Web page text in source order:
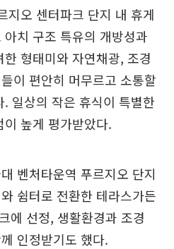
지오 센터파크 단지 내 휴게
치 구조 특유의 개방성과
형태미와 자연채광, 조경
이 편안히 머무르고 소통할
일상의 작은 휴식이 특별한
높게 평가받았다.
벤처타운역 푸르지오 단지
쉼터로 전환한 테라스가든
에 선정, 생활환경과 조경
인정받기도 했다.